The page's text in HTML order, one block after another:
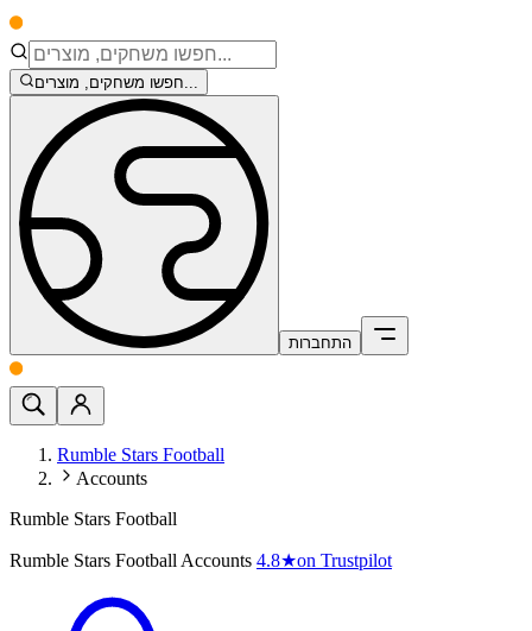
חפשו משחקים, מוצרים...
התחברות
Rumble Stars Football
Accounts
Rumble Stars Football
Rumble Stars Football Accounts 4.8★on Trustpilot